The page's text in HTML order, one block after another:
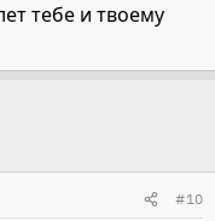
тебе и твоему
#10